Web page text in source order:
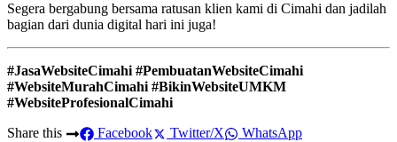
Segera bergabung bersama ratusan klien kami di Cimahi dan jadilah
bagian dari dunia digital hari ini juga!
#JasaWebsiteCimahi #PembuatanWebsiteCimahi
#WebsiteMurahCimahi #BikinWebsiteUMKM
#WebsiteProfesionalCimahi
Share this
Facebook Twitter/X WhatsApp